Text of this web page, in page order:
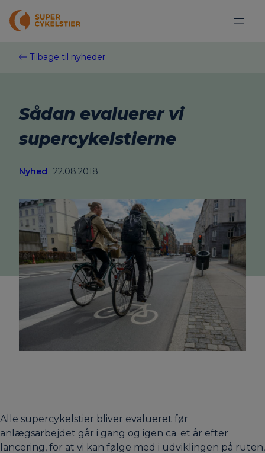
indhold
Tilbage til nyheder
Sådan evaluerer vi
supercykelstierne
Nyhed 22.08.2018
Alle supercykelstier bliver evalueret før
anlægsarbejdet går i gang og igen ca. et år efter
lancering, for at vi kan følge med i udviklingen på ruten,